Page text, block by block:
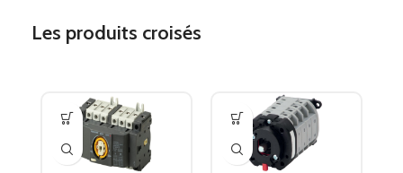
Les produits croisés